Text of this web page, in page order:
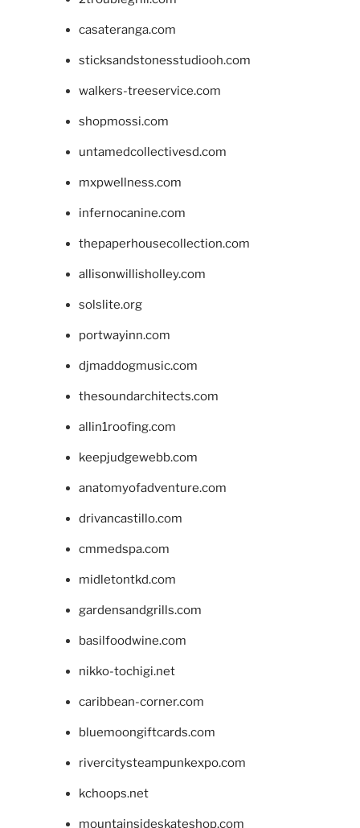
casateranga.com
sticksandstonesstudiooh.com
walkers-treeservice.com
shopmossi.com
untamedcollectivesd.com
mxpwellness.com
infernocanine.com
thepaperhousecollection.com
allisonwillisholley.com
solslite.org
portwayinn.com
djmaddogmusic.com
thesoundarchitects.com
allin1roofing.com
keepjudgewebb.com
anatomyofadventure.com
drivancastillo.com
cmmedspa.com
midletontkd.com
gardensandgrills.com
basilfoodwine.com
nikko-tochigi.net
caribbean-corner.com
bluemoongiftcards.com
rivercitysteampunkexpo.com
kchoops.net
mountainsideskateshop.com